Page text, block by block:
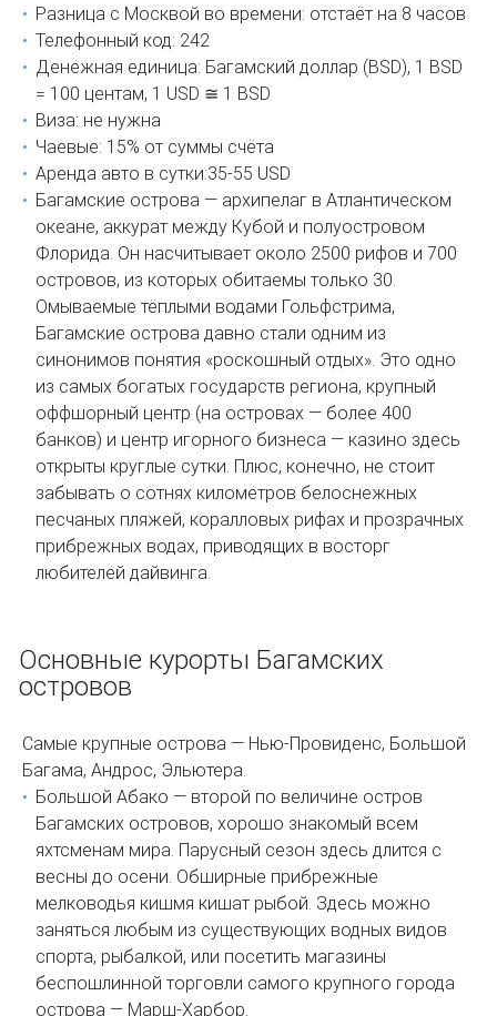
Разница с Москвой во времени: отстаёт на 8 часов
Телефонный код: 242
Денежная единица: Багамский доллар (BSD), 1 BSD
= 100 центам, 1 USD ≅ 1 BSD
Виза: не нужна
Чаевые: 15% от суммы счёта
Аренда авто в сутки:35-55 USD
Багамские острова — архипелаг в Атлантическом
океане, аккурат между Кубой и полуостровом
Флорида. Он насчитывает около 2500 рифов и 700
островов, из которых обитаемы только 30.
Омываемые тёплыми водами Гольфстрима,
Багамские острова давно стали одним из
синонимов понятия «роскошный отдых». Это одно
из самых богатых государств региона, крупный
оффшорный центр (на островах — более 400
банков) и центр игорного бизнеса — казино здесь
открыты круглые сутки. Плюс, конечно, не стоит
забывать о сотнях километров белоснежных
песчаных пляжей, коралловых рифах и прозрачных
прибрежных водах, приводящих в восторг
любителей дайвинга.
Основные курорты Багамских
островов
Самые крупные острова — Нью-Провиденс, Большой
Багама, Андрос, Эльютера.
Большой Абако — второй по величине остров
Багамских островов, хорошо знакомый всем
яхтсменам мира. Парусный сезон здесь длится с
весны до осени. Обширные прибрежные
мелководья кишмя кишат рыбой. Здесь можно
заняться любым из существующих водных видов
спорта, рыбалкой, или посетить магазины
беспошлинной торговли самого крупного города
острова — Марш-Харбор.